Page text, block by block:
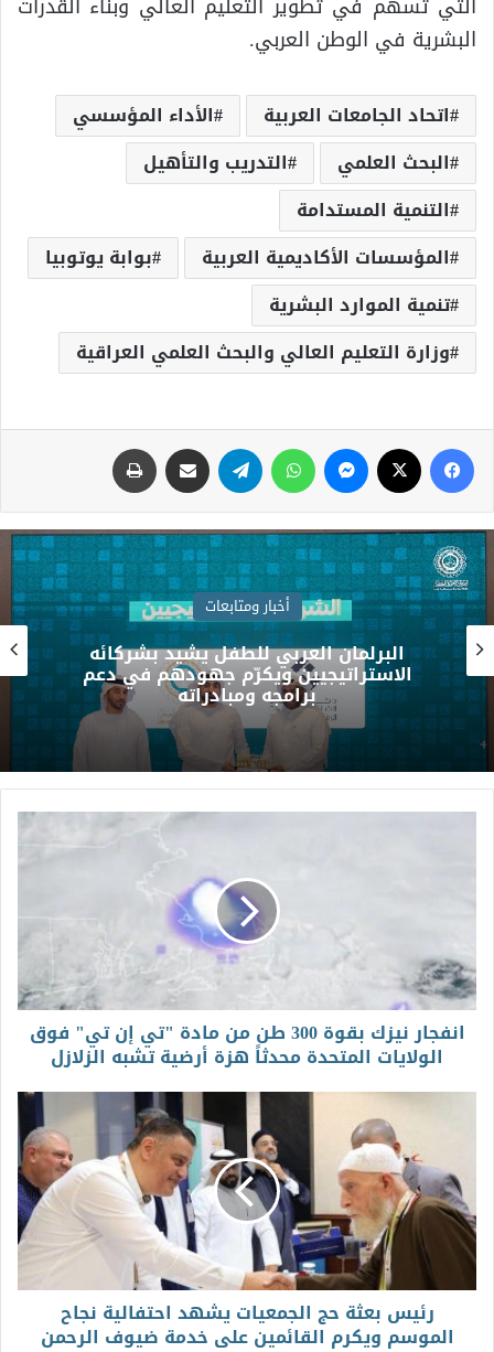
البشرية في الوطن العربي.
اتحاد الجامعات العربية
الأداء المؤسسي
البحث العلمي
التدريب والتأهيل
التنمية المستدامة
المؤسسات الأكاديمية العربية
بوابة يوتوبيا
تنمية الموارد البشرية
وزارة التعليم العالي والبحث العلمي العراقية
أخبار ومتابعات
سمو وزير الخارجية يشارك في الاجتماع
الخامس للأطراف الإقليمية الأربعة بجانب
نظرائه في كل من مصر وباكستان وتركيا
انفجار نيزك بقوة 300 طن من مادة "تي إن تي" فوق
الولايات المتحدة محدثاً هزة أرضية تشبه الزلازل
رئيس بعثة حج الجمعيات يشهد احتفالية نجاح
الموسم ويكرم القائمين على خدمة ضيوف الرحمن